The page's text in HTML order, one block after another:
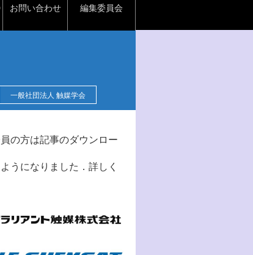
お問い合わせ 編集委員会
一般社団法人 触媒学会
の方は記事のダウンロー
うになりました．詳しく